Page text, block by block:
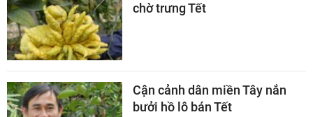
chờ trưng Tết
Cận cảnh dân miền Tây nắn
bưởi hồ lô bán Tết